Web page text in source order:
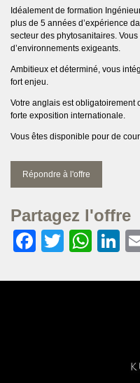
Idéalement de formation
plus de 5 années d’expérience
secteur des phytosanitaires.
d’environnements exigeants.
Ambitieux et déterminé, vous
fort enjeu.
Votre anglais est obligatoirement
forte exposition internationale.
Vous êtes disponible pour de
Répondre à l'offre
Partagez l'offre
Facebook
Twitter